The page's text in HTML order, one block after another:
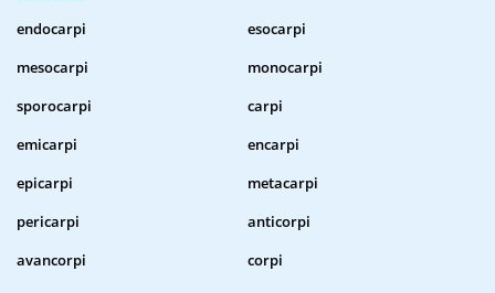
endocarpi
esocarpi
mesocarpi
monocarpi
sporocarpi
carpi
emicarpi
encarpi
epicarpi
metacarpi
pericarpi
anticorpi
avancorpi
corpi